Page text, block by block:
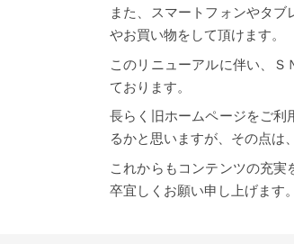
また、スマートフォンやタ
やお買い物をして頂けます。
このリニューアルに伴い、
ております。
長らく旧ホームページをご
るかと思いますが、その点は
これからもコンテンツの充
卒宜しくお願い申し上げます。